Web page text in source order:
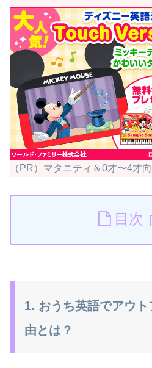
（PR）マタニティ＆0才〜4才
目次
1. おうち英語でアウ
由とは？